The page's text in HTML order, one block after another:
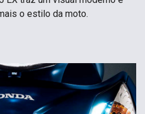
o estilo da moto.